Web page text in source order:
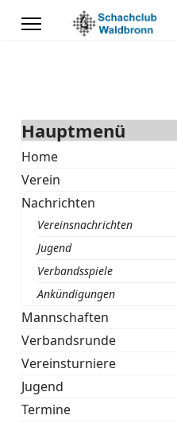
Hauptmenü
Home
Verein
Nachrichten
Vereinsnachrichten
Jugend
Verbandsspiele
Ankündigungen
Mannschaften
Verbandsrunde
Vereinsturniere
Jugend
Termine